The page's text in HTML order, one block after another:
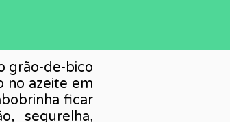
grão-de-bico
no azeite em
ficar
segurelha,